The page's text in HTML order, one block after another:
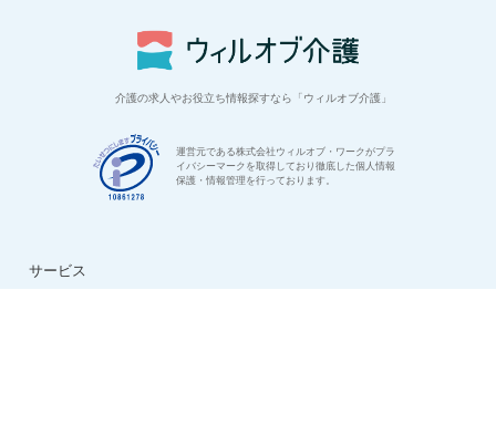
介護の求人やお役立ち情報探すなら「ウィルオブ介護」
運営元である株式会社ウィルオブ・ワークがプラ
イバシーマークを取得しており徹底した個人情報
保護・情報管理を行っております。
サービス